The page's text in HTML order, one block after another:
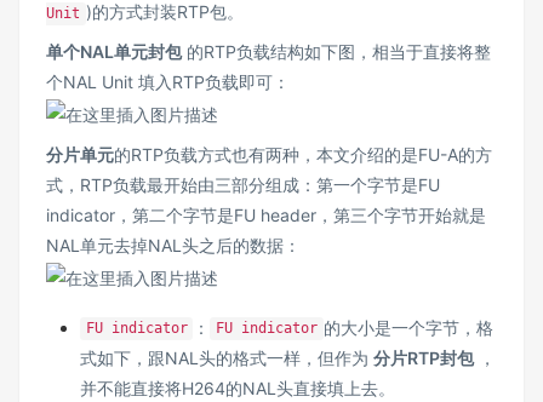
Unit )的方式封装RTP包。
单个NAL单元封包的RTP负载结构如下图，相当于直接将整
个NAL Unit 填入RTP负载即可：
分片单元的RTP负载方式也有两种，本文介绍的是FU-A的方
式，RTP负载最开始由三部分组成：第一个字节是FU
indicator，第二个字节是FU header，第三个字节开始就是
NAL单元去掉NAL头之后的数据：
FU indicator ： FU indicator 的大小是一个字节，格
式如下，跟NAL头的格式一样，但作为 分片RTP封包，
并不能直接将H264的NAL头直接填上去。